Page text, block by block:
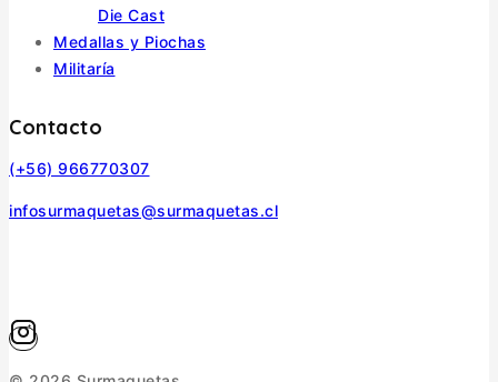
Die Cast
Medallas y Piochas
Militaría
Contacto
(+56) 966770307
infosurmaquetas@surmaquetas.cl